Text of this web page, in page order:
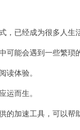
已经成为很多人生活
能会遇到一些繁琐
体验。
而生。
加速工具，可以帮